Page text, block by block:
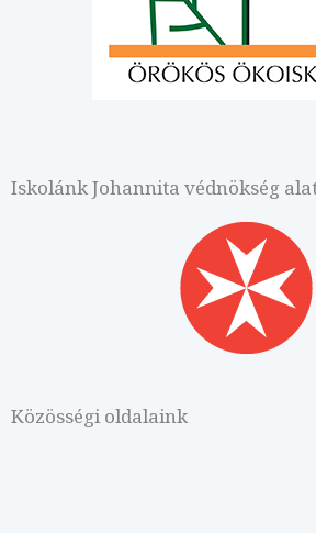
Iskolánk Johannita védnökség
Közösségi oldalaink